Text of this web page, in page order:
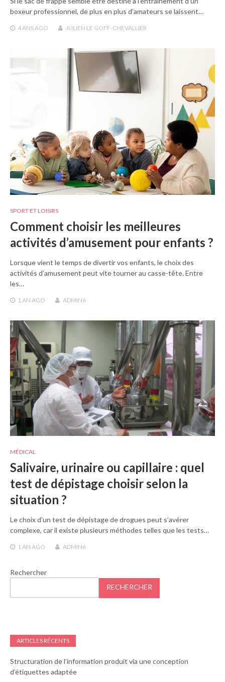
boxeur professionnel, de plus en plus d’amateurs se laissent…
4 ANSAGO JULIEN LE GOFF-CHEVALLIER
SPORT ET LOISIRS
Comment choisir les meilleures
activités d’amusement pour enfants ?
Lorsque vient le temps de divertir vos enfants, le choix des
activités d’amusement peut vite tourner au casse-tête. Entre
les…
1 AN AGO ADMIN6
MÉDICAL
Salivaire, urinaire ou capillaire : quel
test de dépistage choisir selon la
situation ?
Le choix d’un test de dépistage de drogues peut s’avérer
complexe, car il existe plusieurs méthodes telles que les tests…
1 AN AGO ADMIN6
Rechercher
RECHERCHER
ARTICLES RÉCENTS
Structuration de l’information produit via une conception
d’étiquettes adaptée